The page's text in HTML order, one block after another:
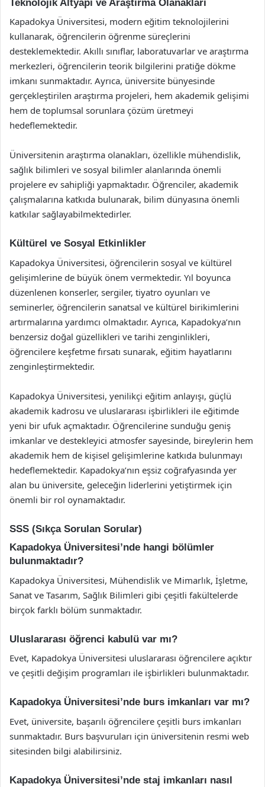
Teknolojik Altyapı ve Araştırma Olanakları
Kapadokya Üniversitesi, modern eğitim teknolojilerini
kullanarak, öğrencilerin öğrenme süreçlerini
desteklemektedir. Akıllı sınıflar, laboratuvarlar ve araştırma
merkezleri, öğrencilerin teorik bilgilerini pratiğe dökme
imkanı sunmaktadır. Ayrıca, üniversite bünyesinde
gerçekleştirilen araştırma projeleri, hem akademik gelişimi
hem de toplumsal sorunlara çözüm üretmeyi
hedeflemektedir.
Üniversitenin araştırma olanakları, özellikle mühendislik,
sağlık bilimleri ve sosyal bilimler alanlarında önemli
projelere ev sahipliği yapmaktadır. Öğrenciler, akademik
çalışmalarına katkıda bulunarak, bilim dünyasına önemli
katkılar sağlayabilmektedirler.
Kültürel ve Sosyal Etkinlikler
Kapadokya Üniversitesi, öğrencilerin sosyal ve kültürel
gelişimlerine de büyük önem vermektedir. Yıl boyunca
düzenlenen konserler, sergiler, tiyatro oyunları ve
seminerler, öğrencilerin sanatsal ve kültürel birikimlerini
artırmalarına yardımcı olmaktadır. Ayrıca, Kapadokya’nın
benzersiz doğal güzellikleri ve tarihi zenginlikleri,
öğrencilere keşfetme fırsatı sunarak, eğitim hayatlarını
zenginleştirmektedir.
Kapadokya Üniversitesi, yenilikçi eğitim anlayışı, güçlü
akademik kadrosu ve uluslararası işbirlikleri ile eğitimde
yeni bir ufuk açmaktadır. Öğrencilerine sunduğu geniş
imkanlar ve destekleyici atmosfer sayesinde, bireylerin hem
akademik hem de kişisel gelişimlerine katkıda bulunmayı
hedeflemektedir. Kapadokya’nın eşsiz coğrafyasında yer
alan bu üniversite, geleceğin liderlerini yetiştirmek için
önemli bir rol oynamaktadır.
SSS (Sıkça Sorulan Sorular)
Kapadokya Üniversitesi’nde hangi bölümler
bulunmaktadır?
Kapadokya Üniversitesi, Mühendislik ve Mimarlık, İşletme,
Sanat ve Tasarım, Sağlık Bilimleri gibi çeşitli fakültelerde
birçok farklı bölüm sunmaktadır.
Uluslararası öğrenci kabulü var mı?
Evet, Kapadokya Üniversitesi uluslararası öğrencilere açıktır
ve çeşitli değişim programları ile işbirlikleri bulunmaktadır.
Kapadokya Üniversitesi’nde burs imkanları var mı?
Evet, üniversite, başarılı öğrencilere çeşitli burs imkanları
sunmaktadır. Burs başvuruları için üniversitenin resmi web
sitesinden bilgi alabilirsiniz.
Kapadokya Üniversitesi’nde staj imkanları nasıl